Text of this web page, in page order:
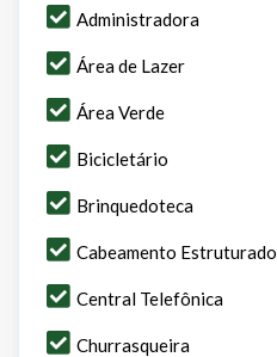
Administradora
Área de Lazer
Área Verde
Bicicletário
Brinquedoteca
Cabeamento Estruturado
Central Telefônica
Churrasqueira